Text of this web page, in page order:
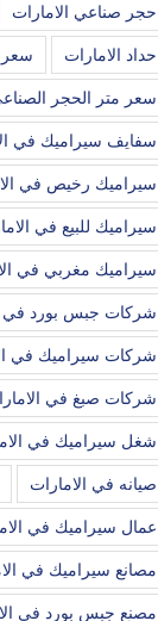
حجر صناعي الامارات
حداد الامارات سعر
سعر متر الحجر
سفايف سيراميك في
سيراميك رخيص في
سيراميك للبيع في
سيراميك مغربي في
شركات جبس بورد في
شركات سيراميك في
شركات صبغ في
شغل سيراميك في
صيانه في الامارات
عمال سيراميك في
مصانع سيراميك في
مصنع جبس بورد في